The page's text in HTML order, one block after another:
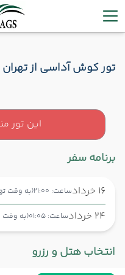
تور کوش آداسی از تهران
این تور
برنامه سفر
16 خرداد ساعت: 21:00 (به وقت
24 خرداد ساعت: 01:05 (به وقت
شروع سفر تهران ,
انتخاب هتل و رزرو